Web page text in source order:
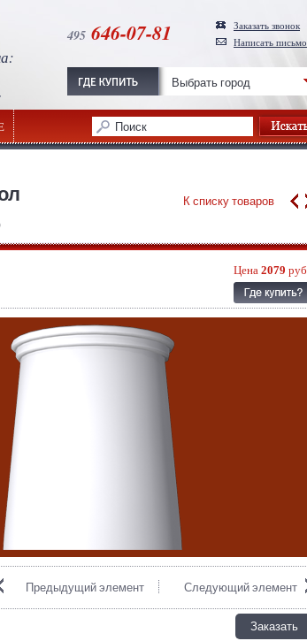
495 646-07-81
Заказать звонок
Написать письмо
Выбрать город
К списку товаров
Цена 2079 руб
Следующий элемент
Предыдущий элемент
Заказать